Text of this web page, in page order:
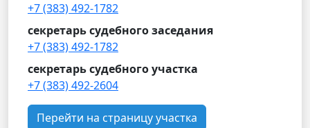
+7 (383) 492-1782
секретарь судебного заседания
+7 (383) 492-1782
секретарь судебного участка
+7 (383) 492-2604
Перейти на страницу участка